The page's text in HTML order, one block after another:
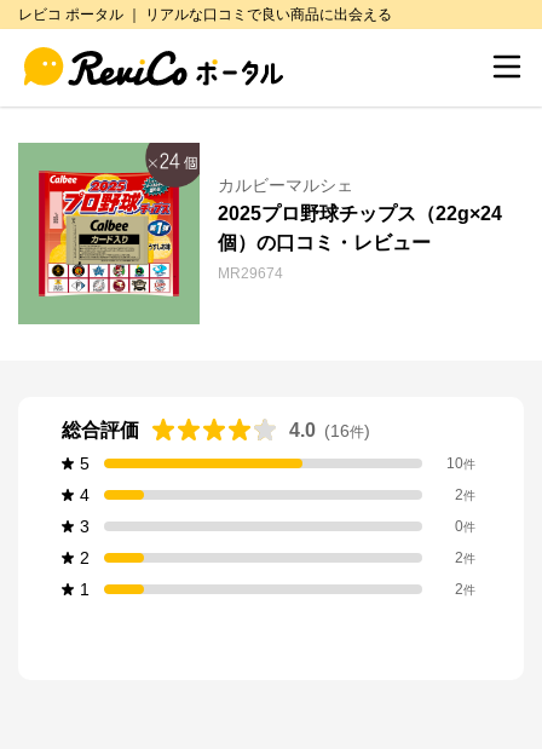
レビコ ポータル ｜ リアルな口コミで良い商品に出会える
カルビーマルシェ
2025プロ野球チップス（22g×24
個）の口コミ・レビュー
MR29674
総合評価 4.0 (16件)
5
10件
4 2件
3 0件
2 2件
1 2件